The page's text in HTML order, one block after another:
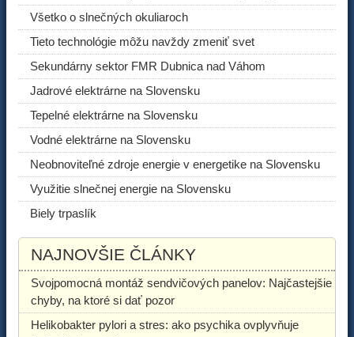
Všetko o slnečných okuliaroch
Tieto technológie môžu navždy zmeniť svet
Sekundárny sektor FMR Dubnica nad Váhom
Jadrové elektrárne na Slovensku
Tepelné elektrárne na Slovensku
Vodné elektrárne na Slovensku
Neobnoviteľné zdroje energie v energetike na Slovensku
Využitie slnečnej energie na Slovensku
Biely trpaslík
NAJNOVŠIE ČLÁNKY
Svojpomocná montáž sendvičových panelov: Najčastejšie
chyby, na ktoré si dať pozor
Helikobakter pylori a stres: ako psychika ovplyvňuje